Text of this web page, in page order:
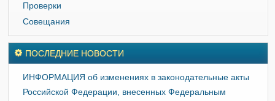
Проверки
Совещания
ПОСЛЕДНИЕ НОВОСТИ
ИНФОРМАЦИЯ об изменениях в законодательные акты
Российской Федерации, внесенных Федеральным